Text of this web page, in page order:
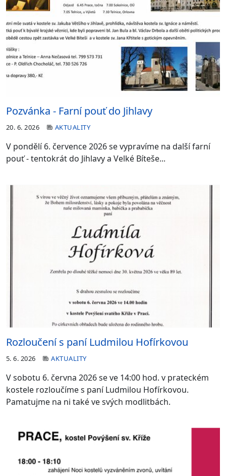
Pozvánka - Farní pouť do Jihlavy
20. 6. 2026 AKTUALITY
V pondělí 6. července 2026 se vypravíme na další farní
pouť - tentokrát do Jihlavy a Velké Bíteše...
Rozloučení s paní Ludmilou Hofírkovou
5. 6. 2026 AKTUALITY
V sobotu 6. června 2026 se ve 14:00 hod. v prateckém
kostele rozloučíme s paní Ludmilou Hofírkovou.
Pamatujme na ni také ve svých modlitbách.